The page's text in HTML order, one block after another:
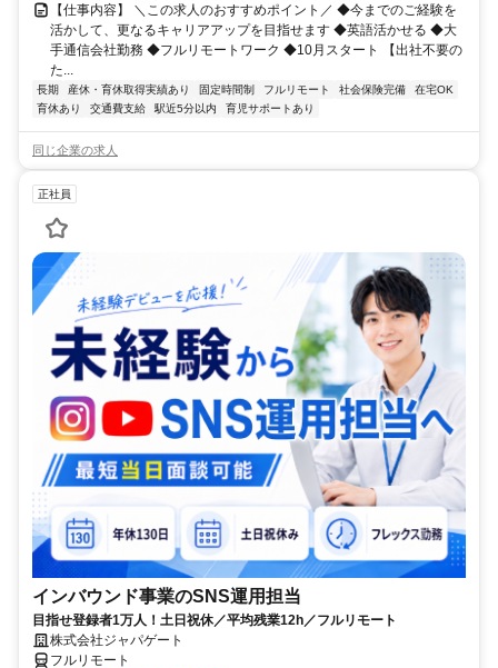
【仕事内容】 ＼この求人のおすすめポイント／ ◆今までのご経験を
活かして、更なるキャリアアップを目指せます ◆英語活かせる ◆大
手通信会社勤務 ◆フルリモートワーク ◆10月スタート 【出社不要の
た...
長期 産休・育休取得実績あり 固定時間制 フルリモート 社会保険完備
在宅OK
育休あり
交通費支給 駅近5分以内 育児サポートあり
同じ企業の求人
正社員
インバウンド事業のSNS運用担当
目指せ登録者1万人！土日祝休／平均残業12h／フルリモート
株式会社ジャパゲート
フルリモート